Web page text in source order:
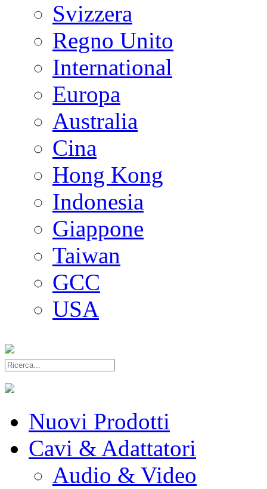
Svizzera
Regno Unito
International
Europa
Australia
Cina
Hong Kong
Indonesia
Giappone
Taiwan
GCC
USA
Nuovi Prodotti
Cavi & Adattatori
Audio & Video